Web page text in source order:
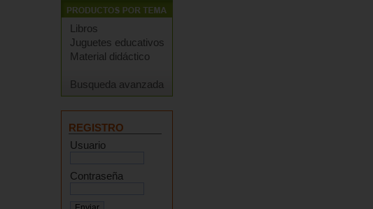
Libros
Juguetes educativos
Material didáctico
Busqueda avanzada
REGISTRO
Usuario
Contraseña